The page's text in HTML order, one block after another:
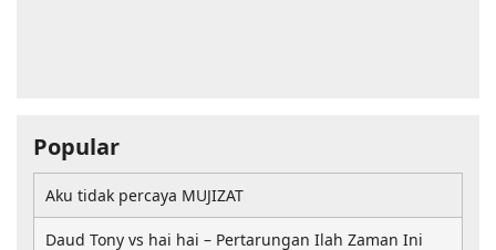
Popular
Aku tidak percaya MUJIZAT
Daud Tony vs hai hai – Pertarungan Ilah Zaman Ini